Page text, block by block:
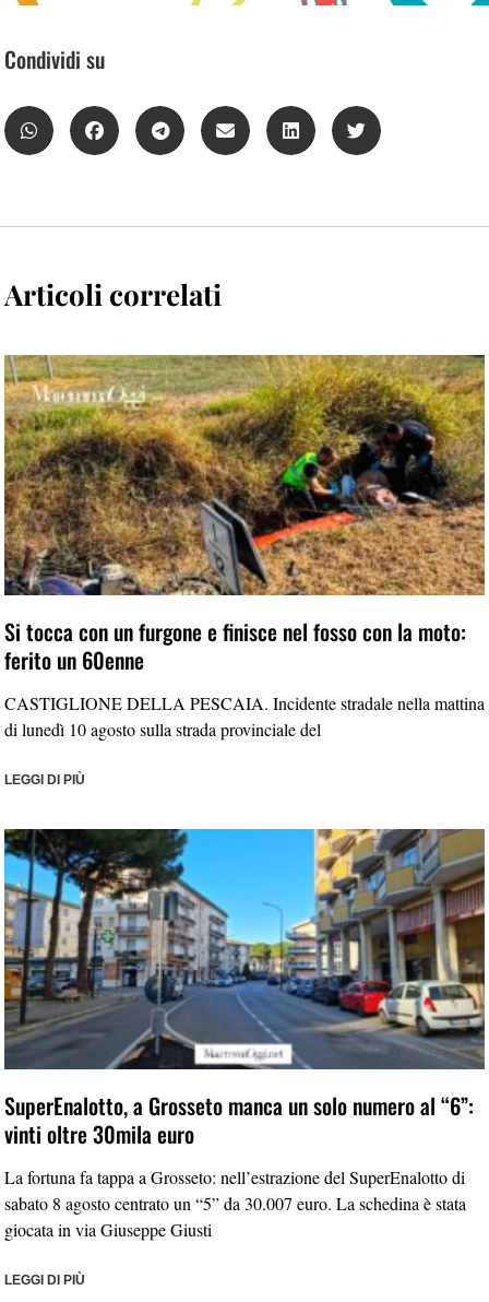
Condividi su
Articoli correlati
Si tocca con un furgone e finisce nel fosso con la moto:
ferito un 60enne
CASTIGLIONE DELLA PESCAIA. Incidente stradale nella mattina
di lunedì 10 agosto sulla strada provinciale del
LEGGI DI PIÙ
SuperEnalotto, a Grosseto manca un solo numero al “6”:
vinti oltre 30mila euro
La fortuna fa tappa a Grosseto: nell’estrazione del SuperEnalotto di
sabato 8 agosto centrato un “5” da 30.007 euro. La schedina è stata
giocata in via Giuseppe Giusti
LEGGI DI PIÙ